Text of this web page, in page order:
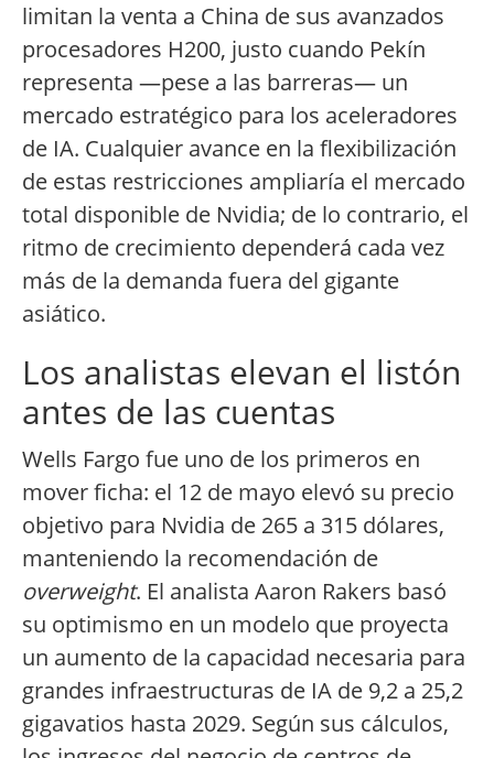
limitan la venta a China de sus avanzados
procesadores H200, justo cuando Pekín
representa —pese a las barreras— un
mercado estratégico para los aceleradores
de IA. Cualquier avance en la flexibilización
de estas restricciones ampliaría el mercado
total disponible de Nvidia; de lo contrario, el
ritmo de crecimiento dependerá cada vez
más de la demanda fuera del gigante
asiático.
Los analistas elevan el listón
antes de las cuentas
Wells Fargo fue uno de los primeros en
mover ficha: el 12 de mayo elevó su precio
objetivo para Nvidia de 265 a 315 dólares,
manteniendo la recomendación de
overweight. El analista Aaron Rakers basó
su optimismo en un modelo que proyecta
un aumento de la capacidad necesaria para
grandes infraestructuras de IA de 9,2 a 25,2
gigavatios hasta 2029. Según sus cálculos,